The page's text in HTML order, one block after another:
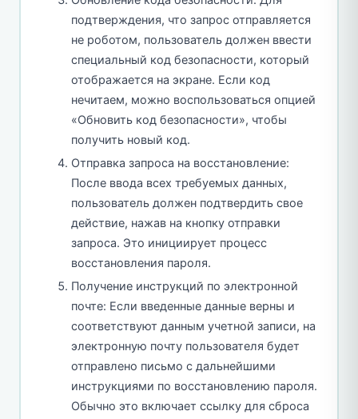
подтверждения, что запрос отправляется
не роботом, пользователь должен ввести
специальный код безопасности, который
отображается на экране. Если код
нечитаем, можно воспользоваться опцией
«Обновить код безопасности», чтобы
получить новый код.
Отправка запроса на восстановление:
После ввода всех требуемых данных,
пользователь должен подтвердить свое
действие, нажав на кнопку отправки
запроса. Это инициирует процесс
восстановления пароля.
Получение инструкций по электронной
почте: Если введенные данные верны и
соответствуют данным учетной записи, на
электронную почту пользователя будет
отправлено письмо с дальнейшими
инструкциями по восстановлению пароля.
Обычно это включает ссылку для сброса